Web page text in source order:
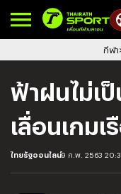
กีฬา
ฟ้าฝนไม่เ
เลื่อนเกมเ
ไทยรัฐออนไลน์9 ก.พ. 2563